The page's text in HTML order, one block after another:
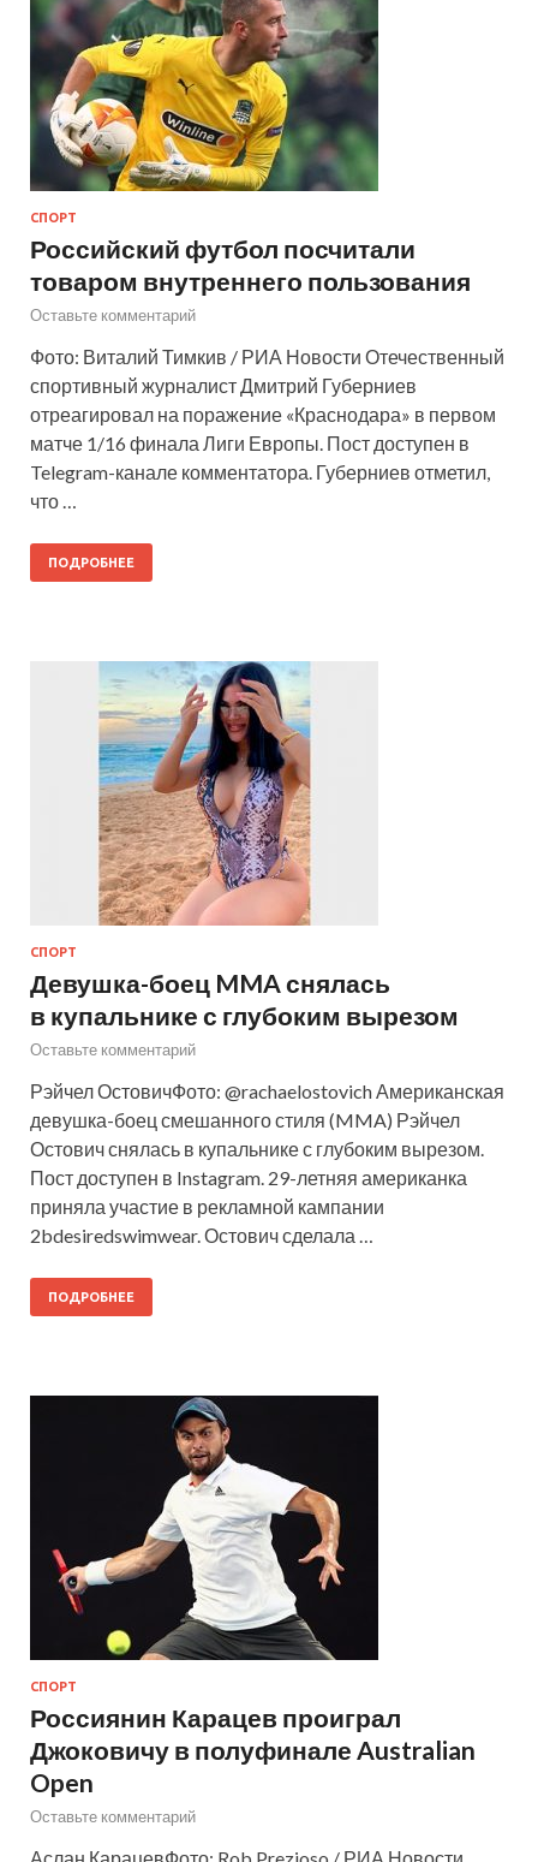
СПОРТ
Российский футбол посчитали
товаром внутреннего пользования
Оставьте комментарий
Фото: Виталий Тимкив / РИА Новости Отечественный
спортивный журналист Дмитрий Губерниев
отреагировал на поражение «Краснодара» в первом
матче 1/16 финала Лиги Европы. Пост доступен в
Telegram-канале комментатора. Губерниев отметил,
что …
ПОДРОБНЕЕ
СПОРТ
Девушка-боец MMA снялась
в купальнике с глубоким вырезом
Оставьте комментарий
Рэйчел ОстовичФото: @rachaelostovich Американская
девушка-боец смешанного стиля (MMA) Рэйчел
Остович снялась в купальнике с глубоким вырезом.
Пост доступен в Instagram. 29-летняя американка
приняла участие в рекламной кампании
2bdesiredswimwear. Остович сделала …
ПОДРОБНЕЕ
СПОРТ
Россиянин Карацев проиграл
Джоковичу в полуфинале Australian
Open
Оставьте комментарий